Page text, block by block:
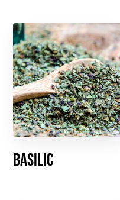
Basilic